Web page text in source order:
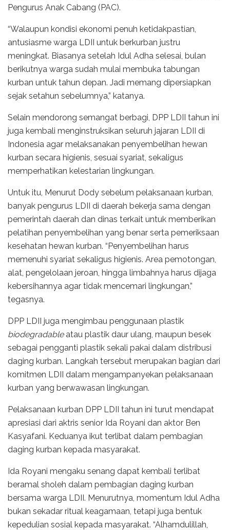
Pengurus Anak Cabang (PAC).
“Walaupun kondisi ekonomi penuh ketidakpastian,
antusiasme warga LDII untuk berkurban justru
meningkat. Biasanya setelah Idul Adha selesai, bulan
berikutnya warga sudah mulai membuka tabungan
kurban untuk tahun depan. Jadi memang dipersiapkan
sejak setahun sebelumnya,” katanya.
Selain mendorong semangat berbagi, DPP LDII tahun ini
juga kembali menginstruksikan seluruh jajaran LDII di
Indonesia agar melaksanakan penyembelihan hewan
kurban secara higienis, sesuai syariat, sekaligus
memperhatikan kelestarian lingkungan.
Untuk itu, Menurut Dody sebelum pelaksanaan kurban,
banyak pengurus LDII di daerah bekerja sama dengan
pemerintah daerah dan dinas terkait untuk memberikan
pelatihan penyembelihan yang benar serta pemeriksaan
kesehatan hewan kurban. “Penyembelihan harus
memenuhi syariat sekaligus higienis. Area pemotongan,
alat, pengelolaan jeroan, hingga limbahnya harus dijaga
kebersihannya agar tidak mencemari lingkungan,”
tegasnya.
DPP LDII juga mengimbau penggunaan plastik
biodegradableatau plastik daur ulang, maupun besek
sebagai pengganti plastik sekali pakai dalam distribusi
daging kurban. Langkah tersebut merupakan bagian dari
komitmen LDII dalam mengampanyekan pelaksanaan
kurban yang berwawasan lingkungan.
Pelaksanaan kurban DPP LDII tahun ini turut mendapat
apresiasi dari aktris senior Ida Royani dan aktor Ben
Kasyafani. Keduanya ikut terlibat dalam pembagian
daging kurban kepada masyarakat.
Ida Royani mengaku senang dapat kembali terlibat
beramal sholeh dalam pembagian daging kurban
bersama warga LDII. Menurutnya, momentum Idul Adha
bukan sekadar ritual keagamaan, tetapi juga bentuk
kepedulian sosial kepada masyarakat. “Alhamdulillah,